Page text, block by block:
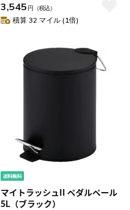
3,545 円 （税込）
積算 32 マイル (1倍)
マイトラッシュII ペダルペール
5L（ブラック）